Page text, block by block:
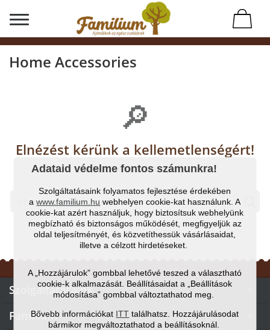
Adataid védelme fontos számunkra!
Szolgáltatásaink folyamatos fejlesztése érdekében
awww.familium.hu webhelyen cookie-kat használunk. A
cookie-kat azért használjuk, hogy biztosítsuk webhelyünk
megbízható és biztonságos működését, megfigyeljük az
oldal teljesítményét, és közvetíthessük vásárlásaidat,
illetve a célzott hirdetéseket.
A „Hozzájárulok” gombbal lehetővé teszed a választható
cookie-k alkalmazását. Beállításaidat a „Beállítások
módosítása” gombbal változtathatod meg.
Bővebb információkat ITT találhatsz. Hozzájárulásodat
bármikor megváltoztathatod a beállításoknál.
Home Accessories
🔎
Elnézést kérünk a kellemetlenségért!
Végezd el újra a keresést
Szolgáltatásaink
Familium